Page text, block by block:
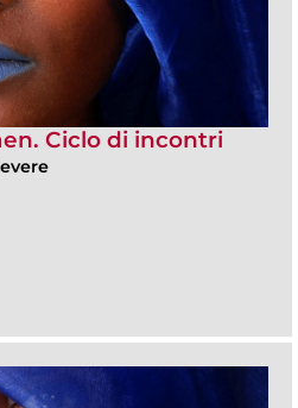
Ciclo di incontri